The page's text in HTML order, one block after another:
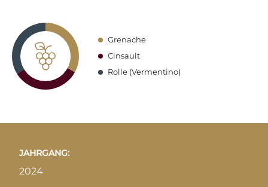
Grenache
Cinsault
Rolle (Vermentino)
JAHRGANG:
2024